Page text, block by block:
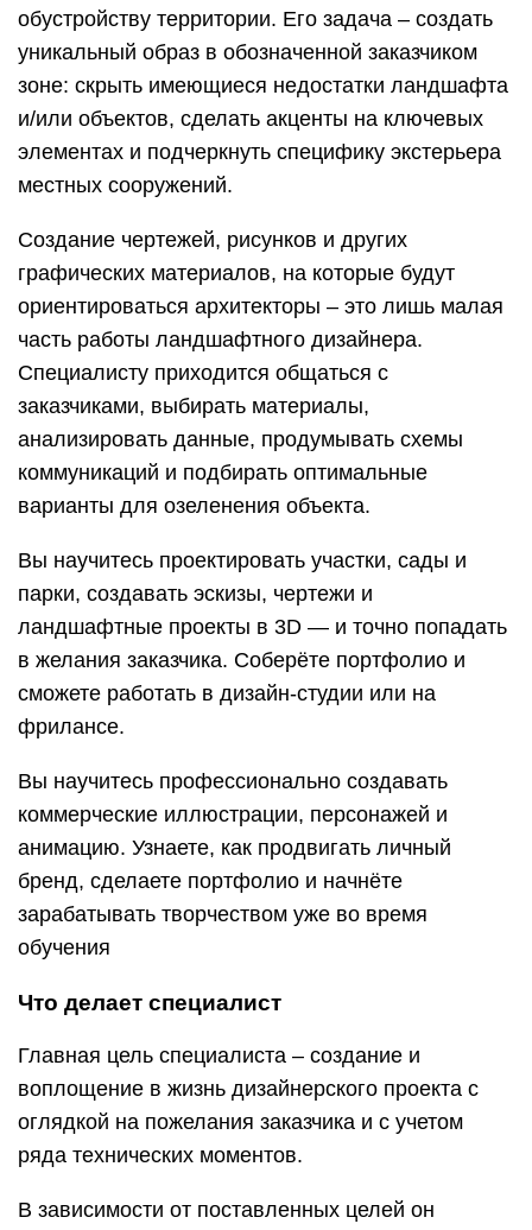
обустройству территории. Его задача – создать
уникальный образ в обозначенной заказчиком
зоне: скрыть имеющиеся недостатки ландшафта
и/или объектов, сделать акценты на ключевых
элементах и подчеркнуть специфику экстерьера
местных сооружений.
Создание чертежей, рисунков и других
графических материалов, на которые будут
ориентироваться архитекторы – это лишь малая
часть работы ландшафтного дизайнера.
Специалисту приходится общаться с
заказчиками, выбирать материалы,
анализировать данные, продумывать схемы
коммуникаций и подбирать оптимальные
варианты для озеленения объекта.
Вы научитесь проектировать участки, сады и
парки, создавать эскизы, чертежи и
ландшафтные проекты в 3D — и точно попадать
в желания заказчика. Соберёте портфолио и
сможете работать в дизайн-студии или на
фрилансе.
Вы научитесь профессионально создавать
коммерческие иллюстрации, персонажей и
анимацию. Узнаете, как продвигать личный
бренд, сделаете портфолио и начнёте
зарабатывать творчеством уже во время
обучения
Что делает специалист
Главная цель специалиста – создание и
воплощение в жизнь дизайнерского проекта с
оглядкой на пожелания заказчика и с учетом
ряда технических моментов.
В зависимости от поставленных целей он